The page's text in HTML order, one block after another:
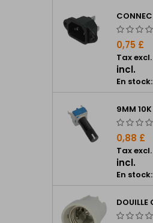
0,75 £
Tax excl.
incl.
En stock:
0,88 £
Tax excl.
incl.
En stock: